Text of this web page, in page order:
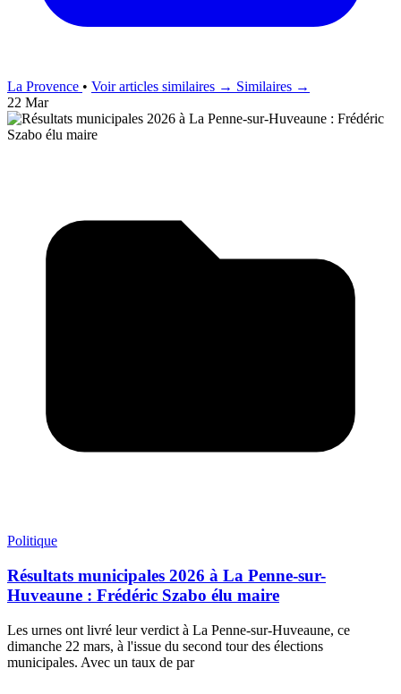
La Provence • Voir articles similaires → Similaires →
22 Mar
Politique
Résultats municipales 2026 à La Penne-sur-
Huveaune : Frédéric Szabo élu maire
Les urnes ont livré leur verdict à La Penne-sur-Huveaune, ce
dimanche 22 mars, à l'issue du second tour des élections
municipales. Avec un taux de par